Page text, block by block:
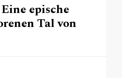
epische
Tal von